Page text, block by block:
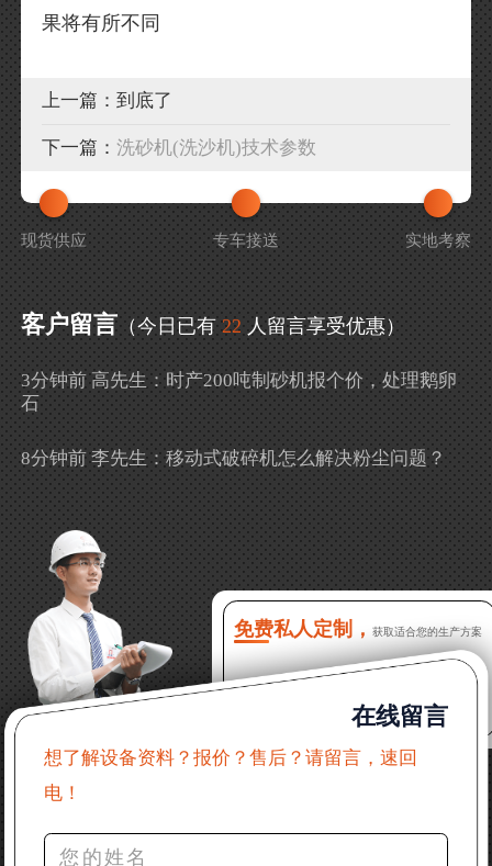
果将有所不同
上一篇：到底了
下一篇： 洗砂机(洗沙机)技术参数
现货供应 专车接送 实地考察
客户留言 （今日已有 22 人留言享受优惠）
3分钟前 高先生：时产200吨制砂机报个价，处理鹅卵
石
8分钟前 李先生：移动式破碎机怎么解决粉尘问题？
吗？
16分钟前 程先生：破碎生产线出个方案及报价，有什
么售后服务？
22分钟前 郑女士：想了解时产500吨锤破，加工石灰石
31分钟前 吴先生：成套石头破碎设备有吗？给个详细
产品资料
36分钟前 罗先生：每小时100吨左右的鄂破和反击破，
免费私人定制， 获取适合您的生产方案
在线留言
想了解设备资料？报价？售后？请留言，速回
电！